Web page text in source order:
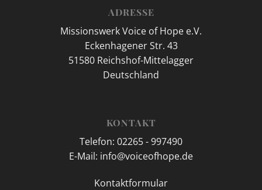
ADRESSE
Missionswerk Voice of Hope e.V.
Eckenhagener Str. 43
51580 Reichshof-Mittelagger
Deutschland
KONTAKT
Telefon: 02265 - 997490
E-Mail: info@voiceofhope.de
Kontaktformular